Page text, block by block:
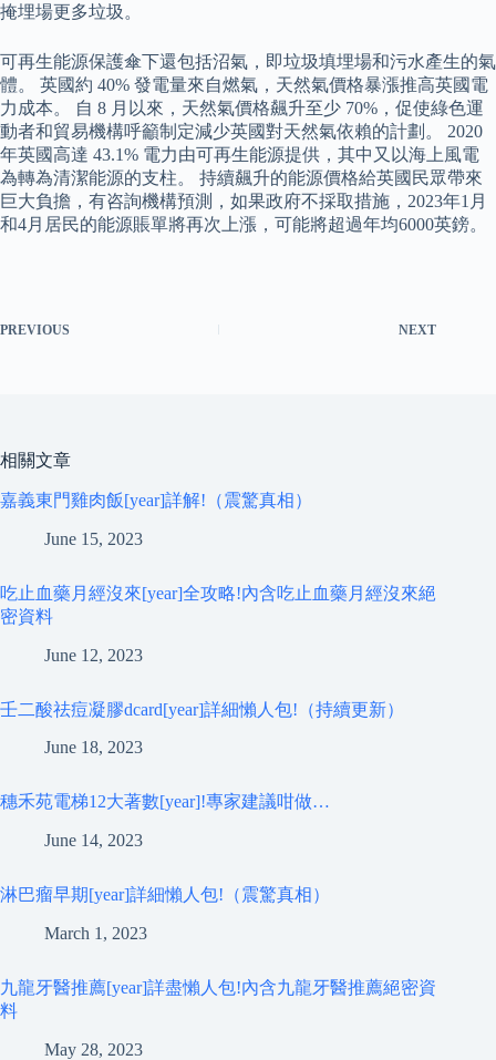
掩埋場更多垃圾。
可再生能源保護傘下還包括沼氣，即垃圾填埋場和污水產生的氣
體。 英國約 40% 發電量來自燃氣，天然氣價格暴漲推高英國電
力成本。 自 8 月以來，天然氣價格飆升至少 70%，促使綠色運
動者和貿易機構呼籲制定減少英國對天然氣依賴的計劃。 2020
年英國高達 43.1% 電力由可再生能源提供，其中又以海上風電
為轉為清潔能源的支柱。 持續飆升的能源價格給英國民眾帶來
巨大負擔，有咨詢機構預測，如果政府不採取措施，2023年1月
和4月居民的能源賬單將再次上漲，可能將超過年均6000英鎊。
PREVIOUS NEXT
相關文章
嘉義東門雞肉飯[year]詳解!（震驚真相）
June 15, 2023
吃止血藥月經沒來[year]全攻略!內含吃止血藥月經沒來絕
密資料
June 12, 2023
壬二酸祛痘凝膠dcard[year]詳細懶人包!（持續更新）
June 18, 2023
穗禾苑電梯12大著數[year]!專家建議咁做…
June 14, 2023
淋巴瘤早期[year]詳細懶人包!（震驚真相）
March 1, 2023
九龍牙醫推薦[year]詳盡懶人包!內含九龍牙醫推薦絕密資
料
May 28, 2023